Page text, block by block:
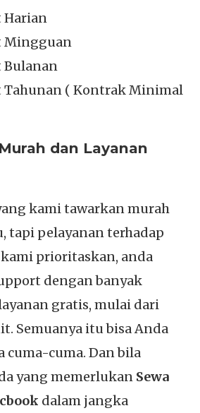
Harian
Mingguan
Bulanan
Tahunan ( Kontrak Minimal
dan Layanan
kami tawarkan murah
tapi pelayanan terhadap
prioritaskan, anda
dengan banyak
gratis, mulai dari
Semuanya itu bisa Anda
cuma-cuma. Dan bila
yang memerlukan Sewa
dalam jangka